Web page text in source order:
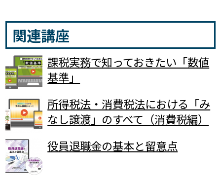
関連講座
課税実務で知っておきたい「数値
基準」
所得税法・消費税法における「み
なし譲渡」のすべて（消費税編）
役員退職金の基本と留意点